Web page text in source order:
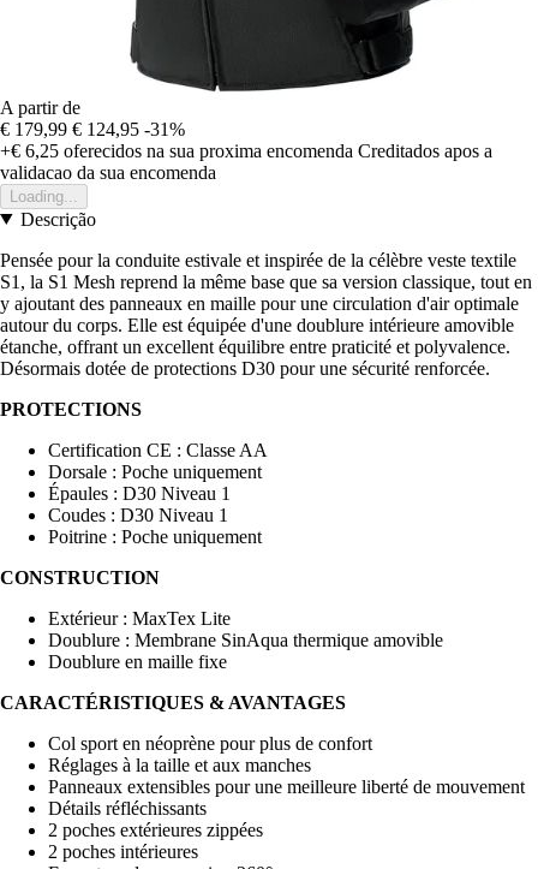
A partir de
€ 179,99 € 124,95 -31%
+€ 6,25 oferecidos na sua proxima encomenda Creditados apos a
validacao da sua encomenda
Loading...
Descrição
Pensée pour la conduite estivale et inspirée de la célèbre veste textile
S1, la S1 Mesh reprend la même base que sa version classique, tout en
y ajoutant des panneaux en maille pour une circulation d'air optimale
autour du corps. Elle est équipée d'une doublure intérieure amovible
étanche, offrant un excellent équilibre entre praticité et polyvalence.
Désormais dotée de protections D30 pour une sécurité renforcée.
PROTECTIONS
Certification CE : Classe AA
Dorsale : Poche uniquement
Épaules : D30 Niveau 1
Coudes : D30 Niveau 1
Poitrine : Poche uniquement
CONSTRUCTION
Extérieur : MaxTex Lite
Doublure : Membrane SinAqua thermique amovible
Doublure en maille fixe
CARACTÉRISTIQUES & AVANTAGES
Col sport en néoprène pour plus de confort
Réglages à la taille et aux manches
Panneaux extensibles pour une meilleure liberté de mouvement
Détails réfléchissants
2 poches extérieures zippées
2 poches intérieures